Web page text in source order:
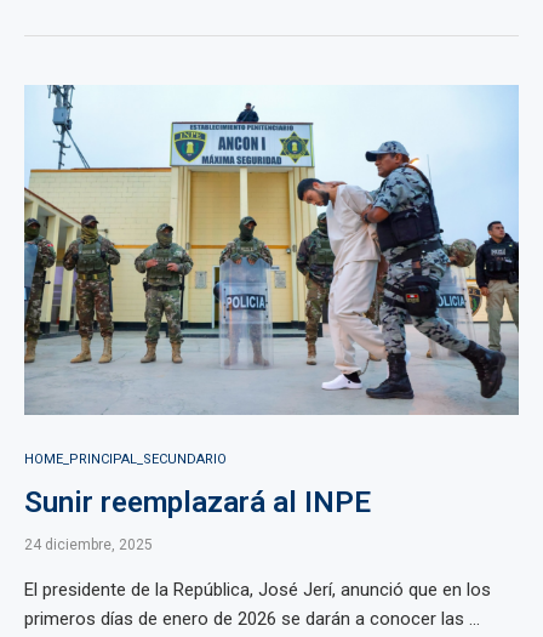
HOME_PRINCIPAL_SECUNDARIO
Sunir reemplazará al INPE
24 diciembre, 2025
El presidente de la República, José Jerí, anunció que en los
primeros días de enero de 2026 se darán a conocer las ...